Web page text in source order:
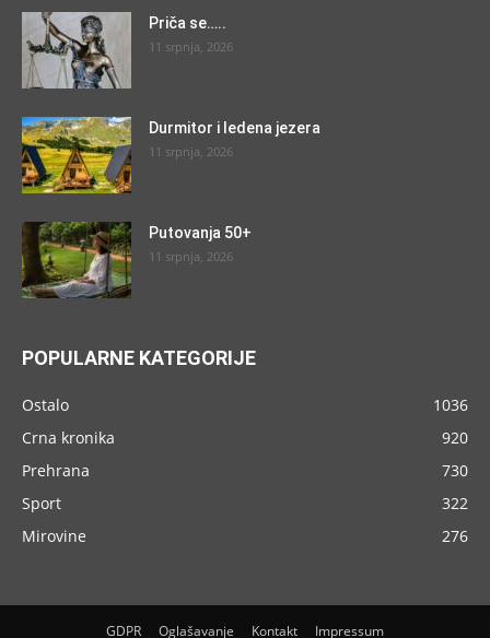
Priča se…..
11 srpnja, 2026
Durmitor i ledena jezera
11 srpnja, 2026
Putovanja 50+
11 srpnja, 2026
POPULARNE KATEGORIJE
Ostalo
1036
Crna kronika
920
Prehrana
730
Sport
322
Mirovine
276
GDPR Oglašavanje Kontakt Impressum